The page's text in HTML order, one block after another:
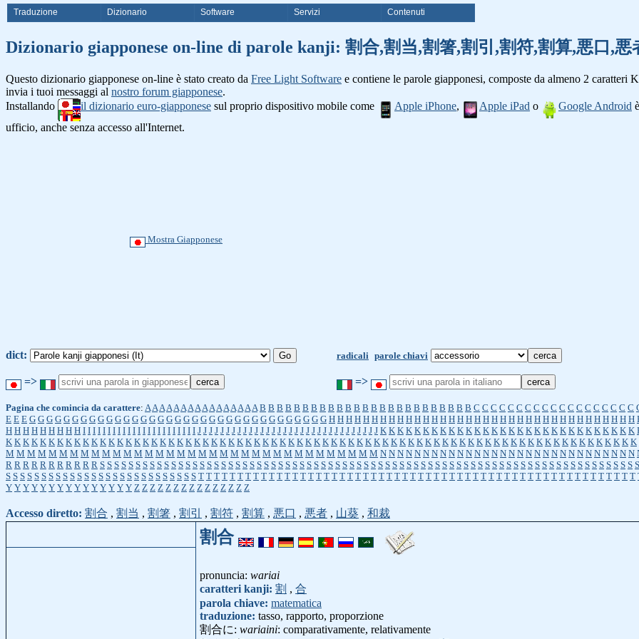
Traduzione Dizionario Software Servizi Contenuti
Dizionario giapponese on-line di parole kanji: 割合,割当,割箸,割引,割符,割算,悪口,悪
Questo dizionario giapponese on-line è stato creato da Free Light Software e contiene le parole giapponesi, composte da almeno 2 caratteri
invia i tuoi messaggi al nostro forum giapponese.
Installando
il dizionario euro-giapponese sul proprio dispositivo mobile come Apple iPhone, Apple iPad o Google Android
ufficio, anche senza accesso all'Internet.
Mostra Giapponese
dict: radicali parole chiavi
=> =>
Pagina che comincia da carattere: A A A A A A A A A A A A A A A A B B B B B B B B B B B B B B B B B B B B B B B B B C C C C C C C C C C C C C C C C C C C
E E E G G G G G G G G G G G G G G G G G G G G G G G G G G G G G G G G G G G H H H H H H H H H H H H H H H H H H H H H H H H H H H H H H H H H H H H
H H H H H H H H H I I I I I I I I I I I I I I I I I I I I I I I J J J J J J J J J J J J J J J J J J J J J J J J J J J J J J J J K K K K K K K K K K K K K K K K K K K K K K K K K K K K K K
K K K K K K K K K K K K K K K K K K K K K K K K K K K K K K K K K K K K K K K K K K K K K K K K K K K K K K K K K K K K K K K K K K K K K K K K K K
M M M M M M M M M M M M M M M M M M M M M M M M M M M M M M M M M M M N N N N N N N N N N N N N N N N N N N N N N N N N N N N N N
R R R R R R R R R R R S S S S S S S S S S S S S S S S S S S S S S S S S S S S S S S S S S S S S S S S S S S S S S S S S S S S S S S S S S S S S S S S S S S S S S S S S S S S
S S S S S S S S S S S S S S S S S S S S S S S S S S S T T T T T T T T T T T T T T T T T T T T T T T T T T T T T T T T T T T T T T T T T T T T T T T T T T T T T T T T
Y Y Y Y Y Y Y Y Y Y Y Y Y Y Y Z Z Z Z Z Z Z Z Z Z Z Z Z Z Z
Accesso diretto: 割合 , 割当 , 割箸 , 割引 , 割符 , 割算 , 悪口 , 悪者 , 山葵 , 和裁
割合
pronuncia: wariai
caratteri kanji: 割 , 合
parola chiave: matematica
traduzione: tasso, rapporto, proporzione
割合に: wariaini: comparativamente, relativamente